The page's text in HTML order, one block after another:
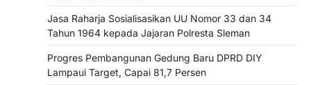
Jasa Raharja Sosialisasikan UU Nomor 33 dan 34
Tahun 1964 kepada Jajaran Polresta Sleman
Progres Pembangunan Gedung Baru DPRD DIY
Lampaui Target, Capai 81,7 Persen